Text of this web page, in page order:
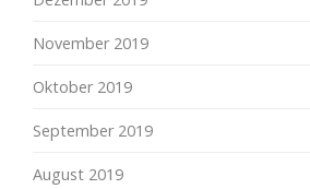
November 2019
Oktober 2019
September 2019
August 2019